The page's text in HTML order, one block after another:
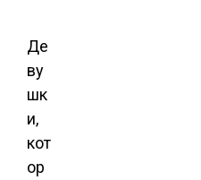
Де
ву
шк
и,
кот
ор